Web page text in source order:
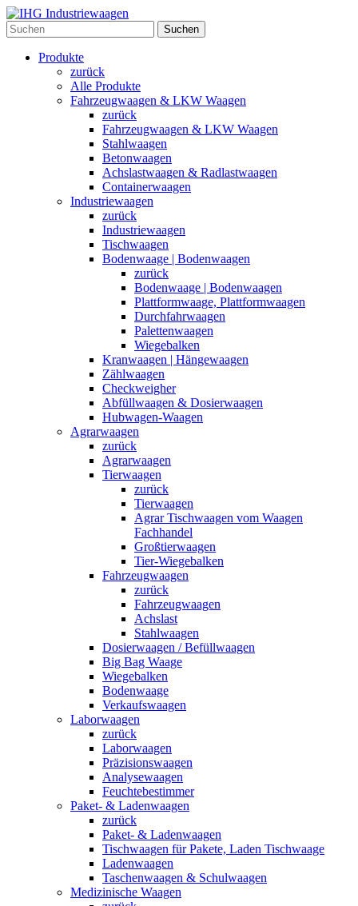
Suchen
Produkte
zurück
Alle Produkte
Fahrzeugwaagen & LKW Waagen
zurück
Fahrzeugwaagen & LKW Waagen
Stahlwaagen
Betonwaagen
Achslastwaagen & Radlastwaagen
Containerwaagen
Industriewaagen
zurück
Industriewaagen
Tischwaagen
Bodenwaage | Bodenwaagen
zurück
Bodenwaage | Bodenwaagen
Plattformwaage, Plattformwaagen
Durchfahrwaagen
Palettenwaagen
Wiegebalken
Kranwaagen | Hängewaagen
Zählwaagen
Checkweigher
Abfüllwaagen & Dosierwaagen
Hubwagen-Waagen
Agrarwaagen
zurück
Agrarwaagen
Tierwaagen
zurück
Tierwaagen
Agrar Tischwaagen vom Waagen
Fachhandel
Großtierwaagen
Tier-Wiegebalken
Fahrzeugwaagen
zurück
Fahrzeugwaagen
Achslast
Stahlwaagen
Dosierwaagen / Befüllwaagen
Big Bag Waage
Wiegebalken
Bodenwaage
Verkaufswaagen
Laborwaagen
zurück
Laborwaagen
Präzisionswaagen
Analysewaagen
Feuchtebestimmer
Paket- & Ladenwaagen
zurück
Paket- & Ladenwaagen
Tischwaagen für Pakete, Laden Tischwaage
Ladenwaagen
Taschenwaagen & Schulwaagen
Medizinische Waagen